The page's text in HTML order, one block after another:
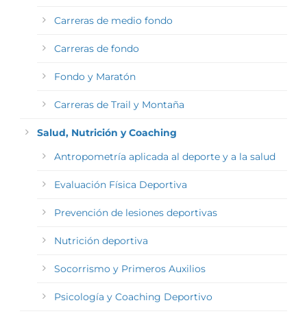
Carreras de medio fondo
Carreras de fondo
Fondo y Maratón
Carreras de Trail y Montaña
Salud, Nutrición y Coaching
Antropometría aplicada al deporte y a la salud
Evaluación Física Deportiva
Prevención de lesiones deportivas
Nutrición deportiva
Socorrismo y Primeros Auxilios
Psicología y Coaching Deportivo